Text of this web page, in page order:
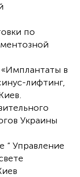
по
в
лифтинг,
Украины
“ Управление